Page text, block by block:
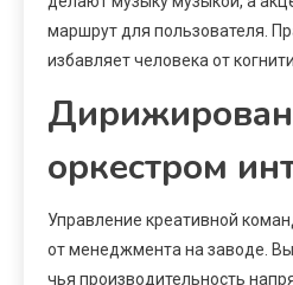
маршрут для пользователя.
избавляет человека от
оркестром
Управление креативной
от менеджмента на заводе.
чья производительность